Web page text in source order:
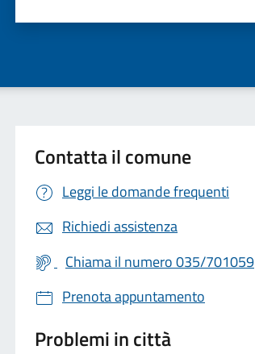
Contatta il comune
Leggi le domande frequenti
Richiedi assistenza
Chiama il numero 035/701059
Prenota appuntamento
Problemi in città